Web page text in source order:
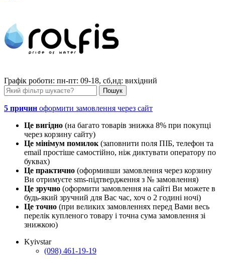
Графік роботи: пн-пт: 09-18, сб,нд: вихідний
5 причин оформити замовлення через сайт
Це вигідно (на багато товарів знижка 8% при покупці
через корзину сайту)
Це мінімум помилок (заповнити поля ПІБ, телефон та
email простіше самостійно, ніж диктувати оператору по
буквах)
Це практично (оформивши замовлення через корзину
Ви отримуєте sms-підтвердження з № замовлення)
Це зручно (оформити замовлення на сайті Ви можете в
будь-який зручний для Вас час, хоч о 2 годині ночі)
Це точно (при великих замовленнях перед Вами весь
перелік купленого товару і точна сума замовлення зі
знижкою)
Kyivstar
(098) 461-19-19